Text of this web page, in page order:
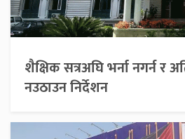
शैक्षिक सत्रअघि भर्ना नगर्न र
नउठाउन निर्देशन